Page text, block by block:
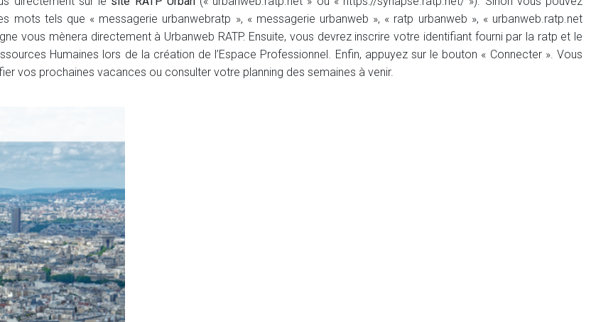
tels que « messagerie urbanwebratp », « messagerie urbanweb », « ratp urbanweb », « urbanweb.ratp.net
vous mènera directement à Urbanweb RATP. Ensuite, vous devrez inscrire votre identifiant fourni par la ratp et le
Humaines lors de la création de l’Espace Professionnel. Enfin, appuyez sur le bouton « Connecter ». Vous
vos prochaines vacances ou consulter votre planning des semaines à venir.